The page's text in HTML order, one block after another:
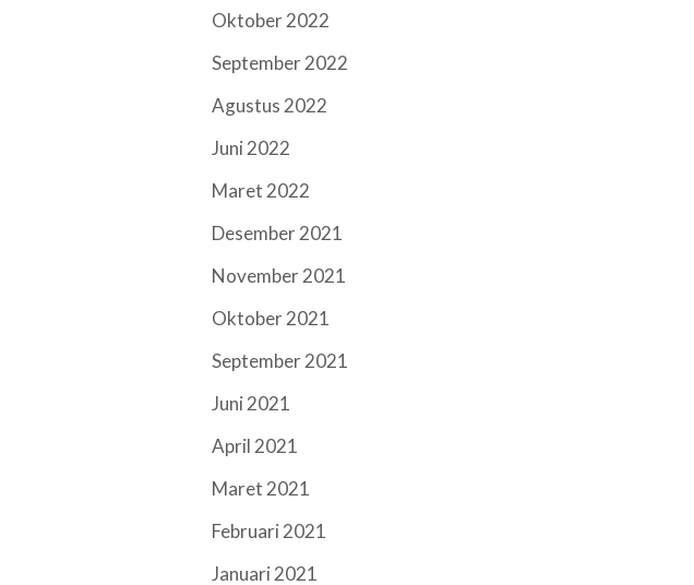
Oktober 2022
September 2022
Agustus 2022
Juni 2022
Maret 2022
Desember 2021
November 2021
Oktober 2021
September 2021
Juni 2021
April 2021
Maret 2021
Februari 2021
Januari 2021